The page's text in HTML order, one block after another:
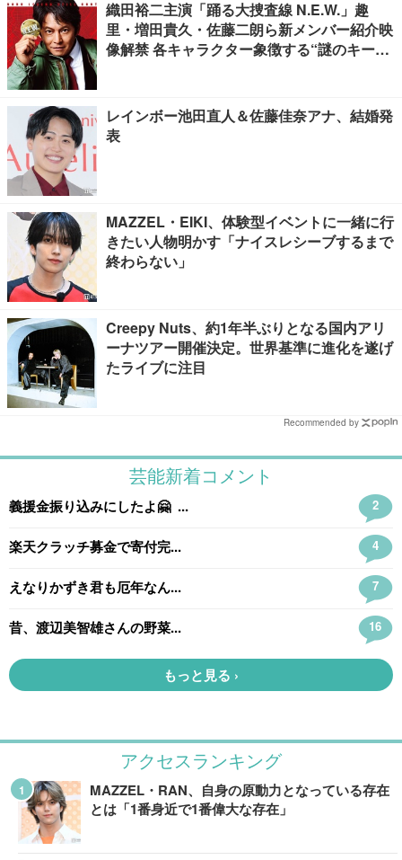
織田裕二主演「踊る大捜査線 N.E.W.」趣
里・増田貴久・佐藤二朗ら新メンバー紹介映
像解禁 各キャラクター象徴する“謎のキーワ
レインボー池田直人＆佐藤佳奈アナ、結婚発
表
MAZZEL・EIKI、体験型イベントに一緒に行
きたい人物明かす「ナイスレシーブするまで
終わらない」
Creepy Nuts、約1年半ぶりとなる国内アリ
ーナツアー開催決定。世界基準に進化を遂げ
たライブに注目
Recommended by
アクセスランキング
MAZZEL・RAN、自身の原動力となっている存在
とは「1番身近で1番偉大な存在」